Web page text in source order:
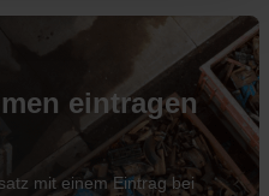
eintragen
mit einem Eintrag bei